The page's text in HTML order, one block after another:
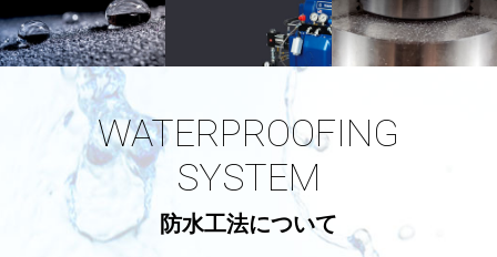
WATERPROOFING
SYSTEM
防水工法について